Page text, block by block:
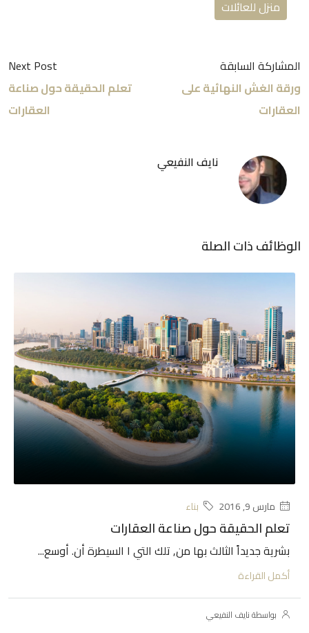
منزل للعائلات
المشاركة السابقة
ورقة الغش النهائية على
العقارات
Next Post
تعلم الحقيقة حول صناعة
العقارات
نايف النفيعي
الوظائف ذات الصلة
مارس 9, 2016 بناء
تعلم الحقيقة حول صناعة العقارات
بشرية جديداً الثالث بها من, تلك التي ا السيطرة أن. أوسع...
أكمل القراءة
بواسطة نايف النفيعي